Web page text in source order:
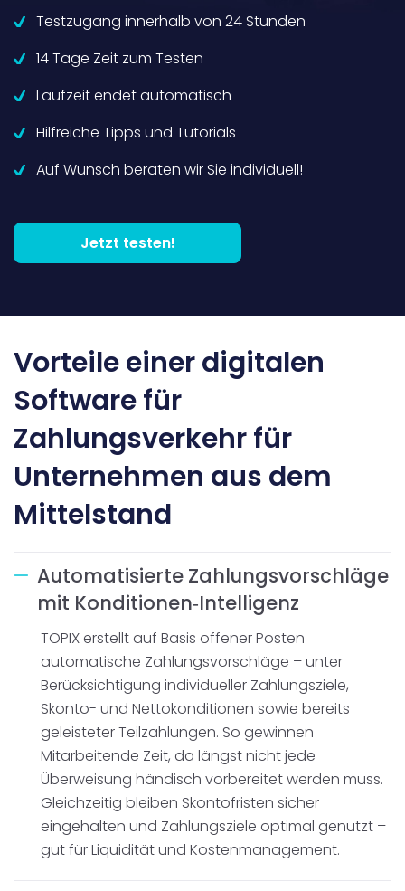
Testzugang innerhalb von 24 Stunden
14 Tage Zeit zum Testen
Laufzeit endet automatisch
Hilfreiche Tipps und Tutorials
Auf Wunsch beraten wir Sie individuell!
Jetzt testen!
*) Wir benötigen Ihre Zustimmung, um Ihnen die gewünschten
Informationen per E-Mail zukommen lassen zu können. Sie
können Ihre Zustimmung jederzeit und unkompliziert
Informationen per E-Mail erhalten*
Vorteile einer digitalen
Software für
Zahlungsverkehr für
Unternehmen aus dem
Mittelstand
Automatisierte Zahlungsvorschläge
mit Konditionen‑Intelligenz
TOPIX erstellt auf Basis offener Posten
automatische Zahlungsvorschläge – unter
Berücksichtigung individueller Zahlungsziele,
Skonto- und Nettokonditionen sowie bereits
geleisteter Teilzahlungen. So gewinnen
Mitarbeitende Zeit, da längst nicht jede
Überweisung händisch vorbereitet werden muss.
Gleichzeitig bleiben Skontofristen sicher
eingehalten und Zahlungsziele optimal genutzt –
gut für Liquidität und Kostenmanagement.